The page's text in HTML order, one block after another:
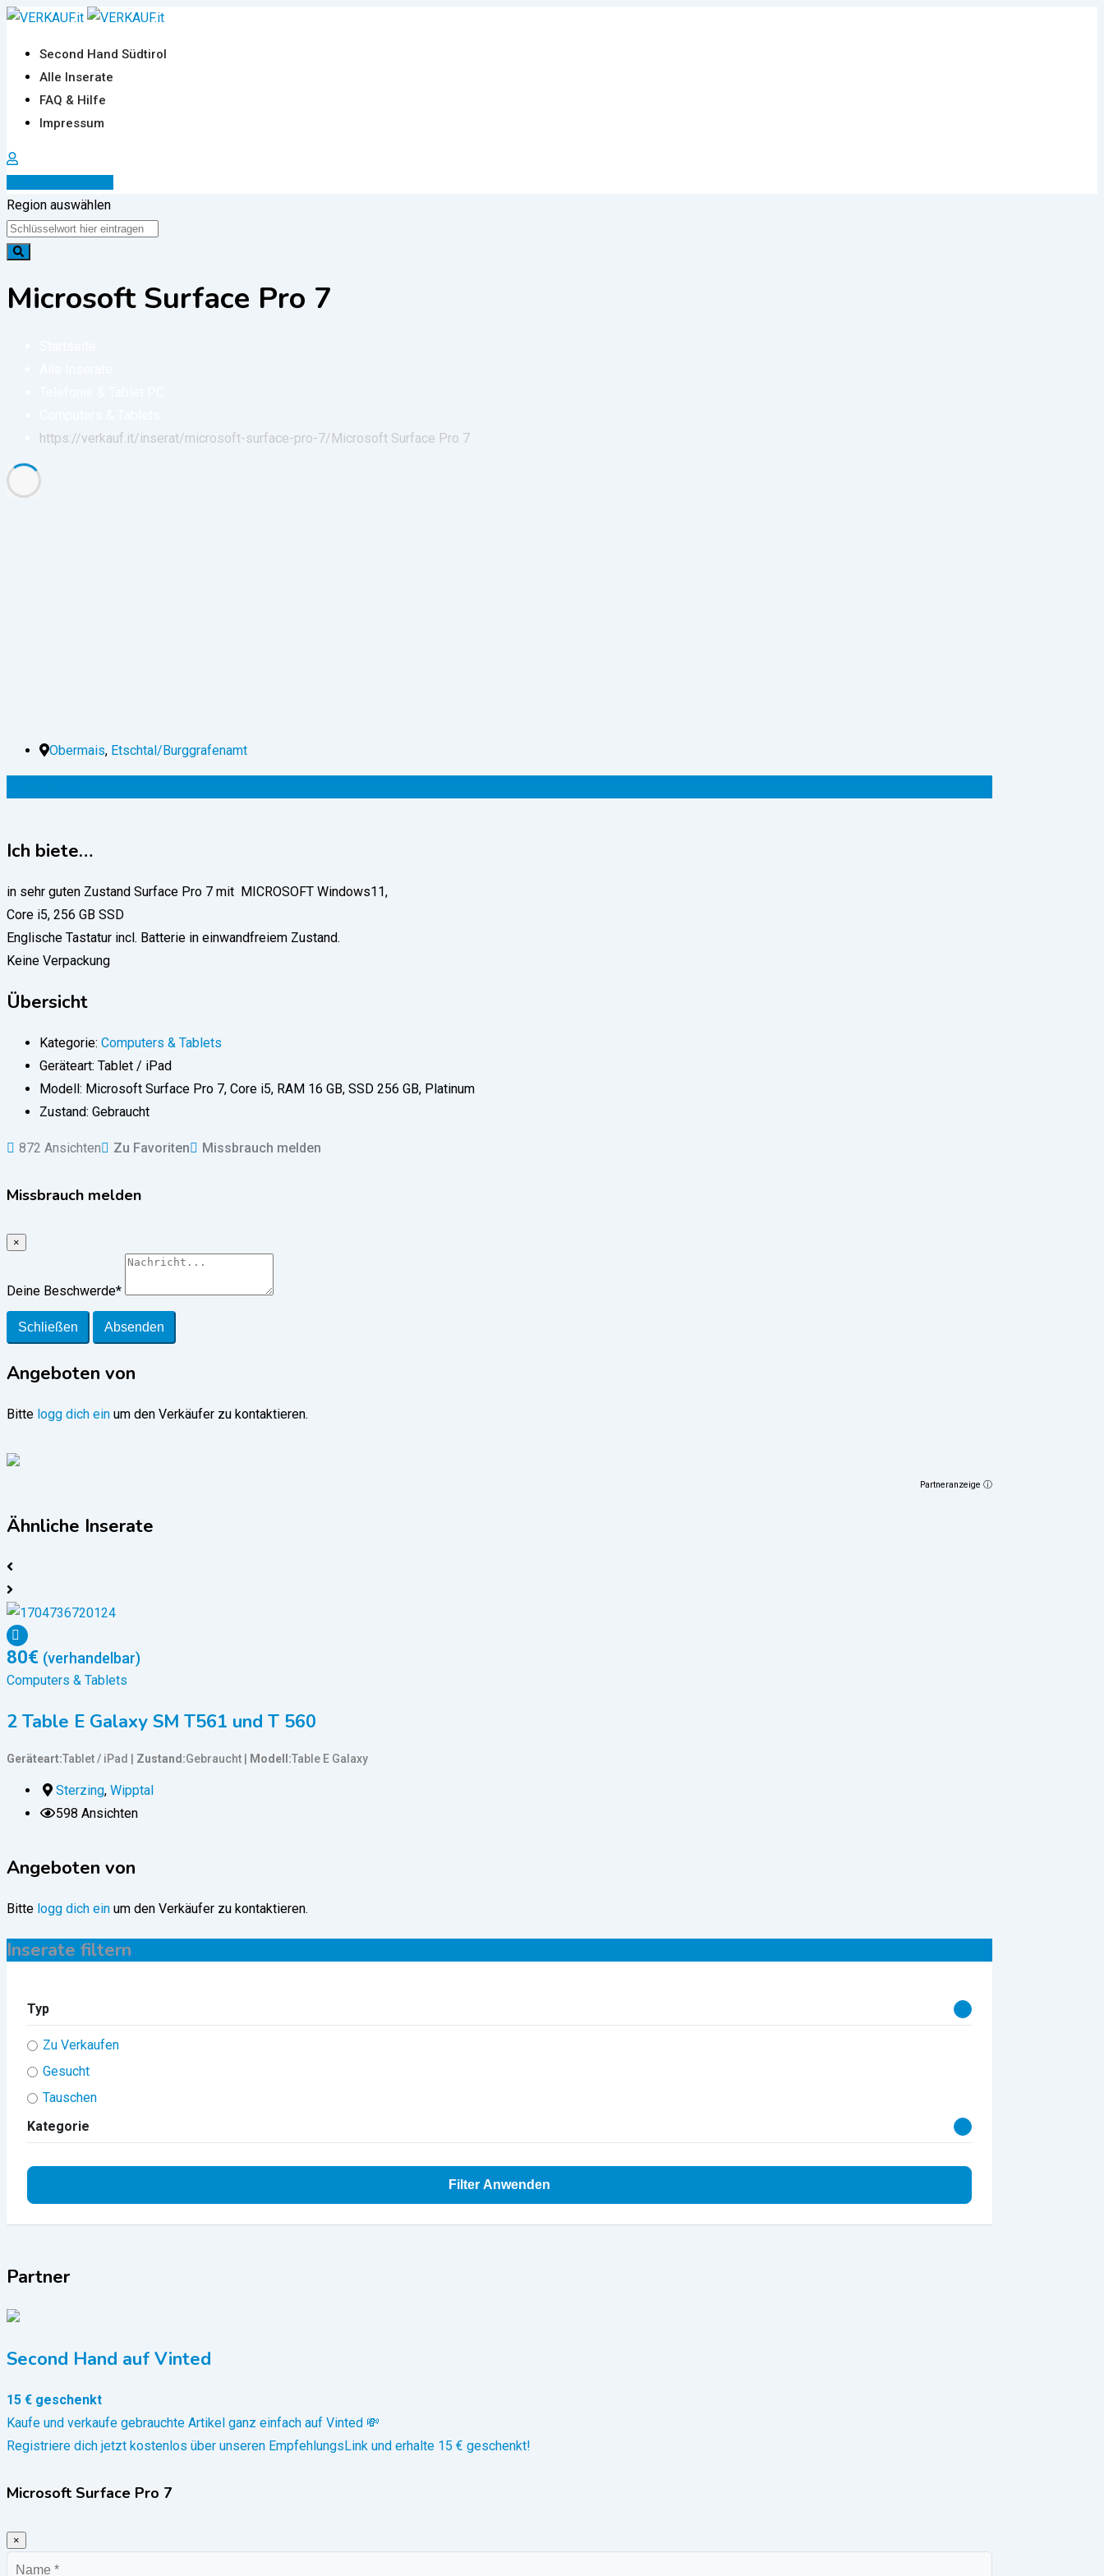
Zum
springen
Second Hand Südtirol
Alle Inserate
FAQ & Hilfe
Impressum
Region auswählen
Microsoft Surface Pro 7
https://verkauf.it/inserat/microsoft-surface-pro-7/ Microsoft Surface Pro 7
Obermais, Etschtal/Burggrafenamt
Ich biete…
in sehr guten Zustand Surface Pro 7 mit MICROSOFT Windows11,
Core i5, 256 GB SSD
Englische Tastatur incl. Batterie in einwandfreiem Zustand.
Keine Verpackung
Übersicht
Kategorie: Computers & Tablets
Geräteart: Tablet / iPad
Modell: Microsoft Surface Pro 7, Core i5, RAM 16 GB, SSD 256 GB, Platinum
Zustand: Gebraucht
872 Ansichten Zu Favoriten Missbrauch melden
Missbrauch melden
×
Deine Beschwerde*
Schließen Absenden
Angeboten von
Bitte logg dich ein um den Verkäufer zu kontaktieren.
Partneranzeige ⓘ
Ähnliche Inserate
80€ (verhandelbar)
Computers & Tablets
2 Table E Galaxy SM T561 und T 560
Geräteart Tablet / iPad Zustand Gebraucht Modell Table E Galaxy
Sterzing, Wipptal
598 Ansichten
Angeboten von
Bitte logg dich ein um den Verkäufer zu kontaktieren.
Inserate filtern
Typ
Zu Verkaufen
Gesucht
Tauschen
Kategorie
Filter Anwenden
Partner
Second Hand auf Vinted
15 € geschenkt
Kaufe und verkaufe gebrauchte Artikel ganz einfach auf Vinted 💸
Registriere dich jetzt kostenlos über unseren EmpfehlungsLink und erhalte 15 € geschenkt!
Microsoft Surface Pro 7
×
Name